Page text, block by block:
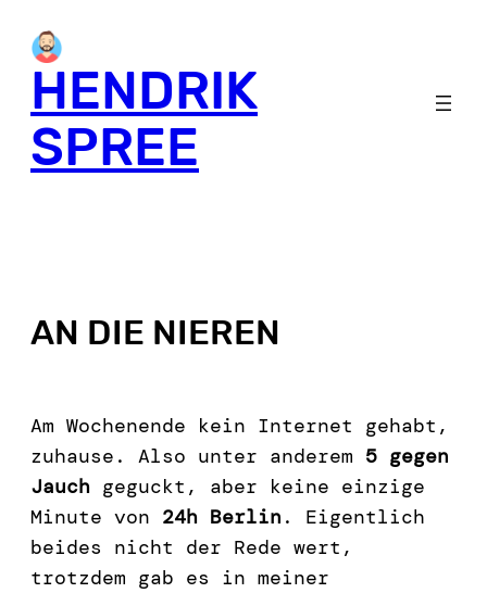
HENDRIK
SPREE
AN DIE NIEREN
Am Wochenende kein Internet gehabt,
zuhause. Also unter anderem 5 gegen
Jauch geguckt, aber keine einzige
Minute von 24h Berlin . Eigentlich
beides nicht der Rede wert,
trotzdem gab es in meiner